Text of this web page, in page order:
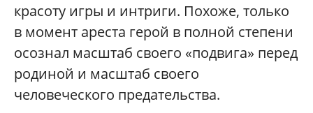
красоту игры и интриги. Похоже, только
в момент ареста герой в полной степени
осознал масштаб своего «подвига» перед
родиной и масштаб своего
человеческого предательства.